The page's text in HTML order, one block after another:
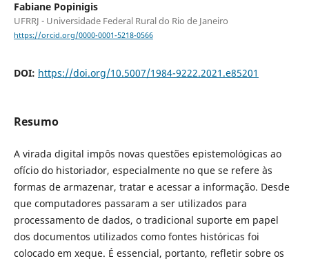
Fabiane Popinigis
UFRRJ - Universidade Federal Rural do Rio de Janeiro
https://orcid.org/0000-0001-5218-0566
DOI: https://doi.org/10.5007/1984-9222.2021.e85201
Resumo
A virada digital impôs novas questões epistemológicas ao
ofício do historiador, especialmente no que se refere às
formas de armazenar, tratar e acessar a informação. Desde
que computadores passaram a ser utilizados para
processamento de dados, o tradicional suporte em papel
dos documentos utilizados como fontes históricas foi
colocado em xeque. É essencial, portanto, refletir sobre os